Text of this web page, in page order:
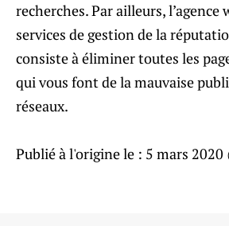
recherches. Par ailleurs, l’agence
services de gestion de la
consiste à éliminer toutes les
qui vous font de la mauvaise
réseaux.
Publié à l'origine le : 5 mars